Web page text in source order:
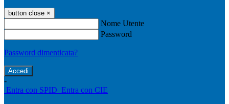
button close ×
Nome Utente
Password
Password dimenticata?
-
Entra con SPID Entra con CIE